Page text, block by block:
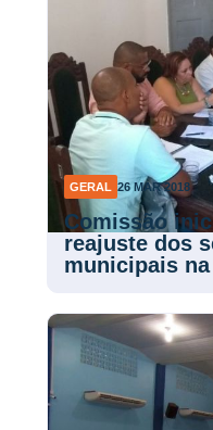
GERAL 26 MAR 2018
Comissão
reajuste dos
municipais